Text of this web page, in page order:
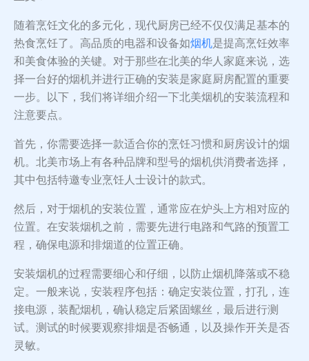
随着烹饪文化的多元化，现代厨房已经不仅仅满足基本的
热食烹饪了。高品质的电器和设备如烟机是提高烹饪效率
和美食体验的关键。对于那些在北美的华人家庭来说，选
择一台好的烟机并进行正确的安装是家庭厨房配置的重要
一步。以下，我们将详细介绍一下北美烟机的安装流程和
注意要点。
首先，你需要选择一款适合你的烹饪习惯和厨房设计的烟
机。北美市场上有各种品牌和型号的烟机供消费者选择，
其中包括特邀专业烹饪人士设计的款式。
然后，对于烟机的安装位置，通常应在炉头上方相对应的
位置。在安装烟机之前，需要先进行电路和气路的预置工
程，确保电源和排烟道的位置正确。
安装烟机的过程需要细心和仔细，以防止烟机降落或不稳
定。一般来说，安装程序包括：确定安装位置，打孔，连
接电源，装配烟机，确认稳定后紧固螺丝，最后进行测
试。测试的时候要观察排烟是否畅通，以及操作开关是否
灵敏。